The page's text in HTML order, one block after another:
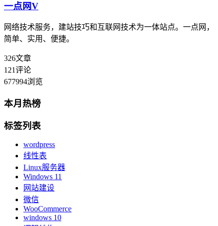
一点网V
网络技术服务，建站技巧和互联网技术为一体站点。一点网，
简单、实用、便捷。
326文章
121评论
677994浏览
本月热榜
标签列表
wordpress
线性表
Linux服务器
Windows 11
网站建设
微信
WooCommerce
windows 10